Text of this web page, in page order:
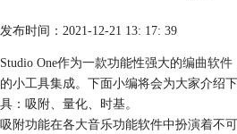
视频教程
购买
发布时间：2021-12-21 13: 17: 39
Studio One作为一款功能性强大的编曲软件
的小工具集成。下面小编将会为大家介绍
具：吸附、量化、时基。
吸附功能在各大音乐功能软件中扮演着不